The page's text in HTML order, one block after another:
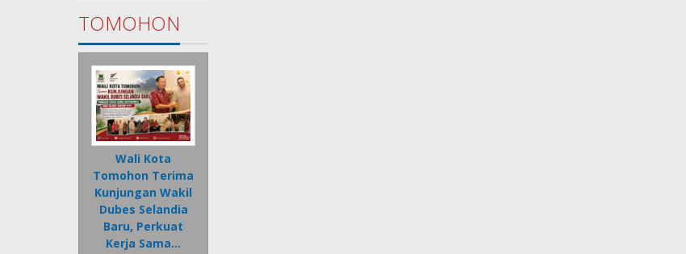
TOMOHON
Wali Kota
Tomohon Terima
Kunjungan Wakil
Dubes Selandia
Baru, Perkuat
Kerja Sama…